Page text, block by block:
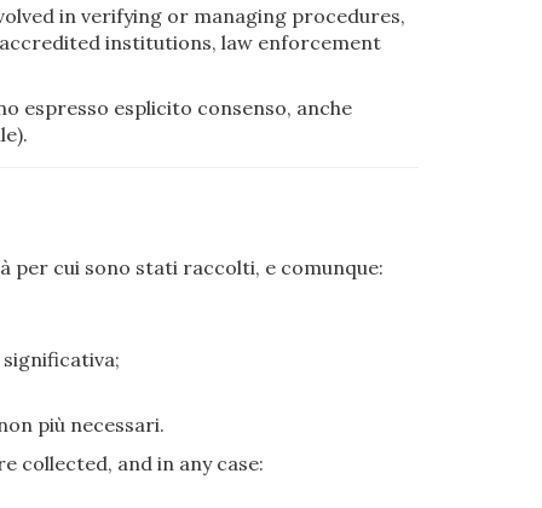
in verifying or managing procedures,
institutions, law enforcement
espresso esplicito consenso, anche
cui sono stati raccolti, e comunque:
più necessari.
collected, and in any case: